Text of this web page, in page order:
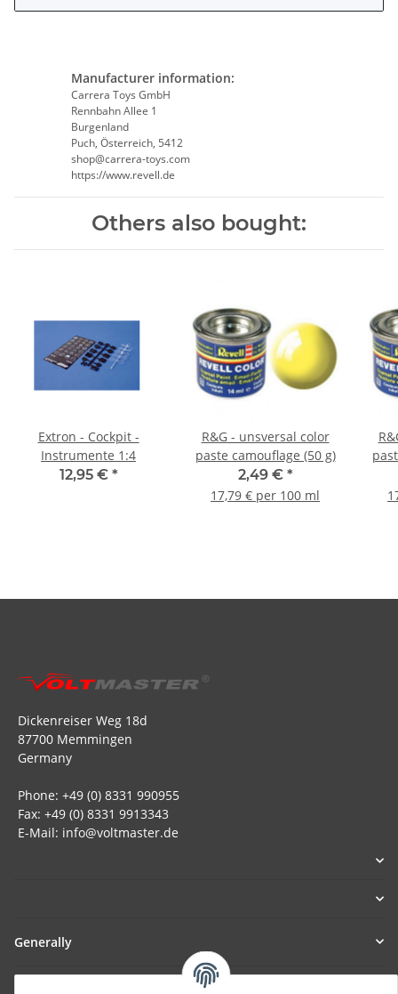
Manufacturer information:
Carrera Toys GmbH
Rennbahn Allee 1
Burgenland
Puch, Österreich, 5412
shop@carrera-toys.com
https://www.revell.de
Others also bought:
Extron - Cockpit -
Instrumente 1:4
12,95 € *
R&G - unsversal color
paste camouflage (50 g)
2,49 € *
17,79 € per 100 ml
Dickenreiser Weg 18d
87700 Memmingen
Germany
Phone: +49 (0) 8331 990955
Fax: +49 (0) 8331 9913343
E-Mail: info@voltmaster.de
Generally